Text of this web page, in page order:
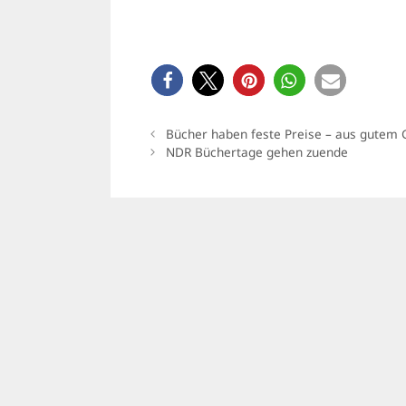
Bücher haben feste Preise – aus gutem
NDR Büchertage gehen zuende